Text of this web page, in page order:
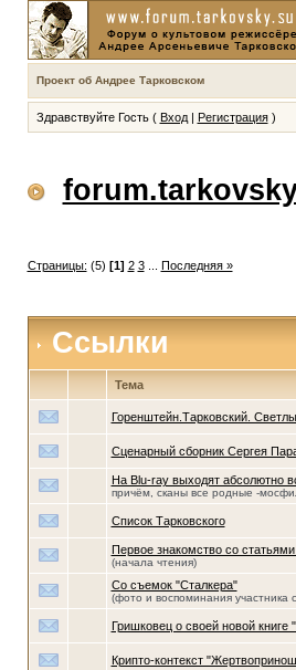
Проект об Андрее Тарковском
Здравствуйте Гость ( Вход| Регистрация)
Страницы: (5) [1] 2 3... Последняя »
Ссылки
Тема
Горенштейн.Тарковский.
Сценарный сборник Сергея
На Blu-ray выходят абсолютно
причём, сканы все родные -
Список Тарковского
Первое знакомство со
(начала чтения)
Со съемок "Сталкера"
(фото и воспоминания участника
Гришковец о своей новой
Крипто-контекст